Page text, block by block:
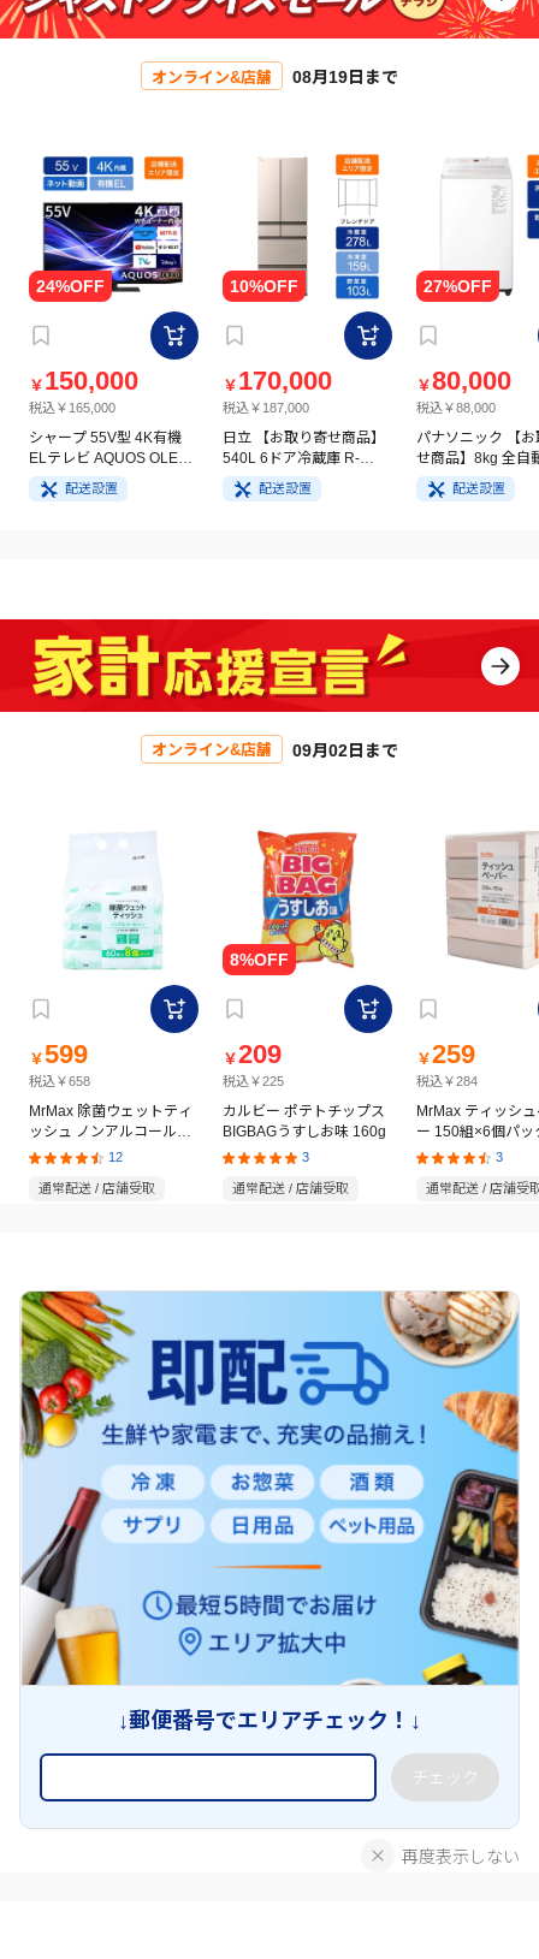
オンライン&店舗 08月19日まで
￥ 150,000
税込￥165,000
シャープ 55V型 4K有機
ELテレビ AQUOS OLED
4T-C55GQ3
配送設置
￥ 170,000
税込￥187,000
日立 【お取り寄せ商品】
540L 6ドア冷蔵庫 R-
HW54V(N) ライトゴール
ド
配送設置
￥80,000
税込￥88,000
パナソニック 【お
せ商品】8kg 全自
洗濯機 NA-
イト
配送設置
オンライン&店舗 09月02日まで
￥599
税込￥658
MrMax 除菌ウェットティ
ッシュ ノンアルコールタ
イプ 60枚×8個パック
12
通常配送 / 店舗受取
￥209
税込￥225
カルビー ポテトチップス
BIGBAGうすしお味 160g
3
通常配送 / 店舗受取
￥259
税込￥284
MrMax ティッシ
ー 150組×6個パッ
3
通常配送 / 店舗受
↓郵便番号でエリアチェック！↓
チェック
再度表示しない